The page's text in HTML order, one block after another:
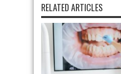
RELATED ARTICLES